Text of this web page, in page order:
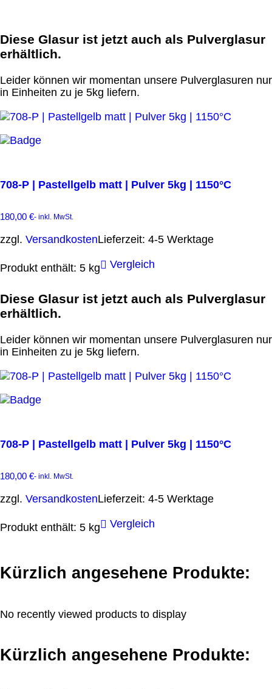
Diese Glasur ist jetzt auch als Pulverglasur
erhältlich.
Leider können wir momentan unsere Pulverglasuren nur
in Einheiten zu je 5kg liefern.
708-P | Pastellgelb matt | Pulver 5kg | 1150°C
180,00 €- inkl. MwSt.
zzgl. VersandkostenLieferzeit: 4-5 Werktage
Produkt enthält: 5 kg Vergleich
Diese Glasur ist jetzt auch als Pulverglasur
erhältlich.
Leider können wir momentan unsere Pulverglasuren nur
in Einheiten zu je 5kg liefern.
708-P | Pastellgelb matt | Pulver 5kg | 1150°C
180,00 €- inkl. MwSt.
zzgl. VersandkostenLieferzeit: 4-5 Werktage
Produkt enthält: 5 kg Vergleich
Kürzlich angesehene Produkte:
No recently viewed products to display
Kürzlich angesehene Produkte: